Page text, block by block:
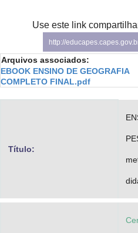
Gabinete de Segurança Institucional
Advocacia-Geral da União
Banco Central do Brasil
Use este link
http://
Arquivos associados:
EBOOK ENSINO DE GEOGRAFIA
COMPLETO FINAL.pdf
Título: